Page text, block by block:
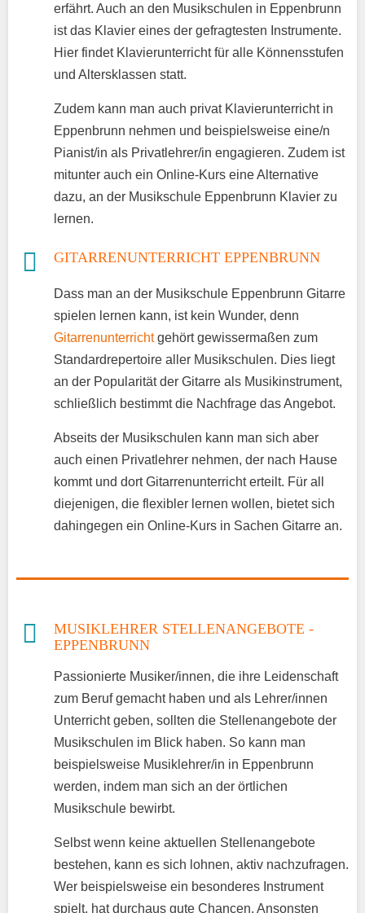
erfährt. Auch an den Musikschulen in Eppenbrunn
ist das Klavier eines der gefragtesten Instrumente.
Hier findet Klavierunterricht für alle Könnensstufen
und Altersklassen statt.
Zudem kann man auch privat Klavierunterricht in
Eppenbrunn nehmen und beispielsweise eine/n
Pianist/in als Privatlehrer/in engagieren. Zudem ist
mitunter auch ein Online-Kurs eine Alternative
dazu, an der Musikschule Eppenbrunn Klavier zu
lernen.
GITARRENUNTERRICHT EPPENBRUNN
Dass man an der Musikschule Eppenbrunn Gitarre
spielen lernen kann, ist kein Wunder, denn
Gitarrenunterrichtgehört gewissermaßen zum
Standardrepertoire aller Musikschulen. Dies liegt
an der Popularität der Gitarre als Musikinstrument,
schließlich bestimmt die Nachfrage das Angebot.
Abseits der Musikschulen kann man sich aber
auch einen Privatlehrer nehmen, der nach Hause
kommt und dort Gitarrenunterricht erteilt. Für all
diejenigen, die flexibler lernen wollen, bietet sich
dahingegen ein Online-Kurs in Sachen Gitarre an.
MUSIKLEHRER STELLENANGEBOTE -
EPPENBRUNN
Passionierte Musiker/innen, die ihre Leidenschaft
zum Beruf gemacht haben und als Lehrer/innen
Unterricht geben, sollten die Stellenangebote der
Musikschulen im Blick haben. So kann man
beispielsweise Musiklehrer/in in Eppenbrunn
werden, indem man sich an der örtlichen
Musikschule bewirbt.
Selbst wenn keine aktuellen Stellenangebote
bestehen, kann es sich lohnen, aktiv nachzufragen.
Wer beispielsweise ein besonderes Instrument
spielt, hat durchaus gute Chancen. Ansonsten